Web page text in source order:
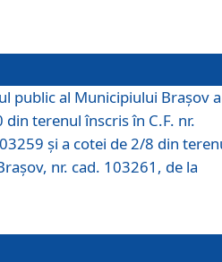
public al Municipiului Braşov a
terenul înscris în C.F. nr.
și a cotei de 2/8 din
nr. cad. 103261, de la